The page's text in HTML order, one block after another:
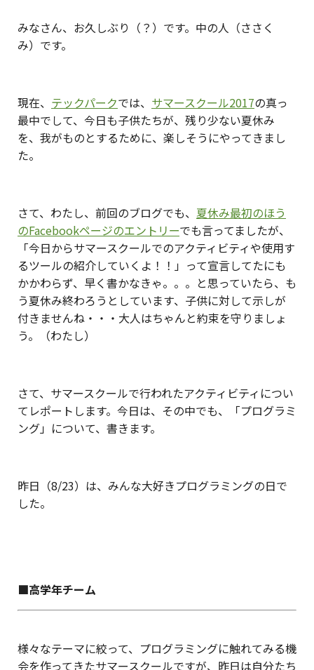
みなさん、お久しぶり（？）です。中の人（ささく
み）です。
現在、 テックパークでは、 サマースクール2017の真っ
最中でして、今日も子供たちが、残り少ない夏休み
を、我がものとするために、楽しそうにやってきまし
た。
さて、わたし、前回のブログでも、 夏休み最初のほう
のFacebookページのエントリーでも言ってましたが、
「今日からサマースクールでのアクティビティや使用す
るツールの紹介していくよ！！」って宣言してたにも
かかわらず、早く書かなきゃ。。。と思っていたら、も
う夏休み終わろうとしています、子供に対して示しが
付きませんね・・・大人はちゃんと約束を守りましょ
う。（わたし）
さて、サマースクールで行われたアクティビティについ
てレポートします。今日は、その中でも、「プログラミ
ング」について、書きます。
昨日（8/23）は、みんな大好きプログラミングの日で
した。
■高学年チーム
様々なテーマに絞って、プログラミングに触れてみる機
会を作ってきたサマースクールですが、昨日は自分たち